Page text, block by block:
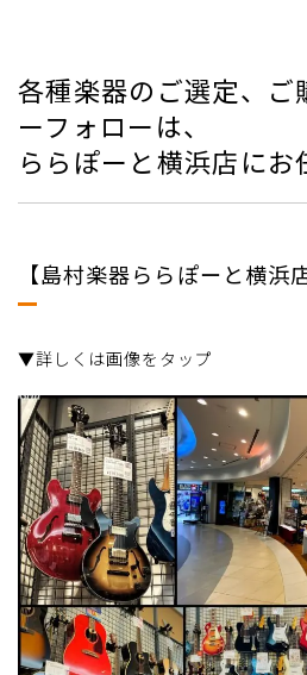
各種楽器のご選定、ご
ーフォローは、
ららぽーと横浜店にお
【島村楽器ららぽーと横浜
▼詳しくは画像をタップ